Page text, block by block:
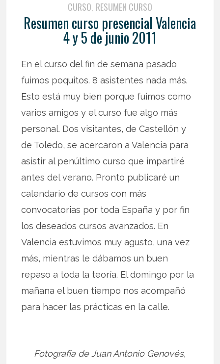
CURSO, RESUMEN CURSO
Resumen curso presencial Valencia
4 y 5 de junio 2011
En el curso del fin de semana pasado
fuimos poquitos. 8 asistentes nada más.
Esto está muy bien porque fuimos como
varios amigos y el curso fue algo más
personal. Dos visitantes, de Castellón y
de Toledo, se acercaron a Valencia para
asistir al penúltimo curso que impartiré
antes del verano. Pronto publicaré un
calendario de cursos con más
convocatorias por toda España y por fin
los deseados cursos avanzados. En
Valencia estuvimos muy agusto, una vez
más, mientras le dábamos un buen
repaso a toda la teoría. El domingo por la
mañana el buen tiempo nos acompañó
para hacer las prácticas en la calle.
Fotografía de Juan Antonio Genovés,